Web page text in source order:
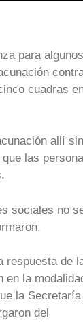
para algunos
cuadras
allí sin
las
sociales no
respuesta de
en la
la Secretaría
del